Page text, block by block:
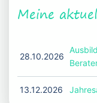
Meine
28.10.2026
13.12.2026